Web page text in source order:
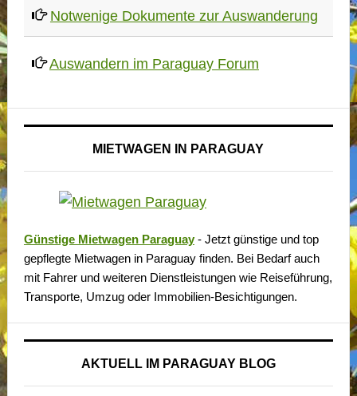
Notwenige Dokumente zur Auswanderung
Auswandern im Paraguay Forum
MIETWAGEN IN PARAGUAY
Günstige Mietwagen Paraguay- Jetzt günstige und top
gepflegte Mietwagen in Paraguay finden. Bei Bedarf auch
mit Fahrer und weiteren Dienstleistungen wie Reiseführung,
Transporte, Umzug oder Immobilien-Besichtigungen.
AKTUELL IM PARAGUAY BLOG